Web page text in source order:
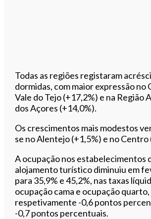
Todas as regiões registaram
dormidas, com maior expressão no
Vale do Tejo (+17,2%) e na Região
dos Açores (+14,0%).
Os crescimentos mais modestos
se no Alentejo (+1,5%) e no Centro
A ocupação nos estabelecimentos
alojamento turístico diminuiu em
para 35,9% e 45,2%, nas taxas
ocupação cama e ocupação quarto,
respetivamente -0,6 pontos
-0,7 pontos percentuais.